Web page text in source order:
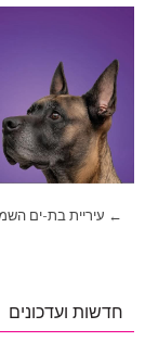
ניווט
חדשות ועדכונים